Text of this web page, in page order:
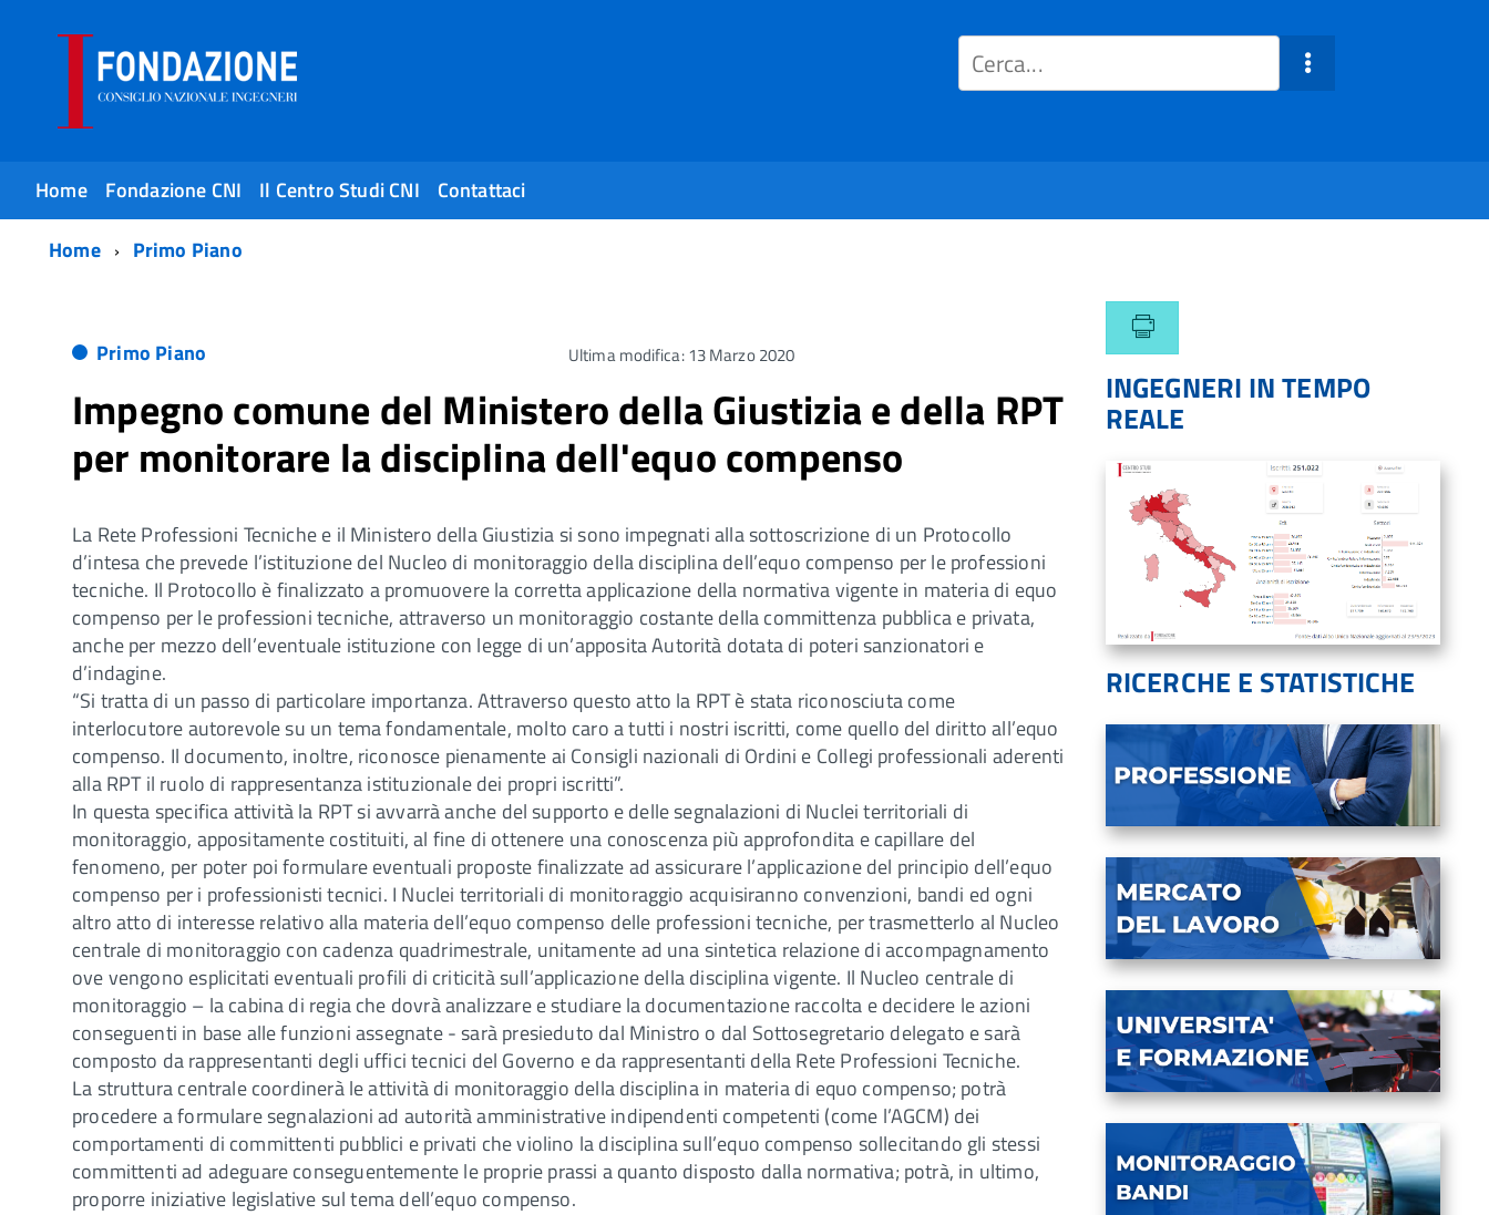
Home Fondazione CNI Il Centro Studi CNI
Contattaci
Home
Primo Piano
Primo Piano Ultima modifica: 13 Marzo 2020
Impegno comune del Ministero della Giustizia e della RPT
per monitorare la disciplina dell'equo compenso
La Rete Professioni Tecniche e il Ministero della Giustizia si sono impegnati alla sottoscrizione di un Protocollo
d’intesa che prevede l’istituzione del Nucleo di monitoraggio della disciplina dell’equo compenso per le professioni
tecniche. Il Protocollo è finalizzato a promuovere la corretta applicazione della normativa vigente in materia di equo
compenso per le professioni tecniche, attraverso un monitoraggio costante della committenza pubblica e privata,
anche per mezzo dell’eventuale istituzione con legge di un’apposita Autorità dotata di poteri sanzionatori e
d’indagine.
“Si tratta di un passo di particolare importanza. Attraverso questo atto la RPT è stata riconosciuta come
interlocutore autorevole su un tema fondamentale, molto caro a tutti i nostri iscritti, come quello del diritto all’equo
compenso. Il documento, inoltre, riconosce pienamente ai Consigli nazionali di Ordini e Collegi professionali aderenti
alla RPT il ruolo di rappresentanza istituzionale dei propri iscritti”.
In questa specifica attività la RPT si avvarrà anche del supporto e delle segnalazioni di Nuclei territoriali di
monitoraggio, appositamente costituiti, al fine di ottenere una conoscenza più approfondita e capillare del
fenomeno, per poter poi formulare eventuali proposte finalizzate ad assicurare l’applicazione del principio dell’equo
compenso per i professionisti tecnici. I Nuclei territoriali di monitoraggio acquisiranno convenzioni, bandi ed ogni
altro atto di interesse relativo alla materia dell’equo compenso delle professioni tecniche, per trasmetterlo al Nucleo
centrale di monitoraggio con cadenza quadrimestrale, unitamente ad una sintetica relazione di accompagnamento
ove vengono esplicitati eventuali profili di criticità sull’applicazione della disciplina vigente. Il Nucleo centrale di
monitoraggio – la cabina di regia che dovrà analizzare e studiare la documentazione raccolta e decidere le azioni
conseguenti in base alle funzioni assegnate - sarà presieduto dal Ministro o dal Sottosegretario delegato e sarà
composto da rappresentanti degli uffici tecnici del Governo e da rappresentanti della Rete Professioni Tecniche.
La struttura centrale coordinerà le attività di monitoraggio della disciplina in materia di equo compenso; potrà
procedere a formulare segnalazioni ad autorità amministrative indipendenti competenti (come l’AGCM) dei
comportamenti di committenti pubblici e privati che violino la disciplina sull’equo compenso sollecitando gli stessi
committenti ad adeguare conseguentemente le proprie prassi a quanto disposto dalla normativa; potrà, in ultimo,
proporre iniziative legislative sul tema dell’equo compenso.
INGEGNERI IN TEMPO
REALE
RICERCHE E STATISTICHE